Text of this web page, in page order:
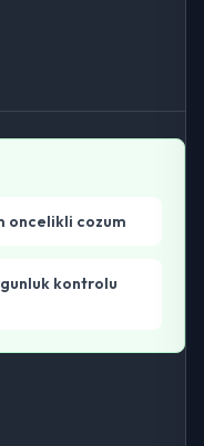
oncelikli cozum
kontrolu